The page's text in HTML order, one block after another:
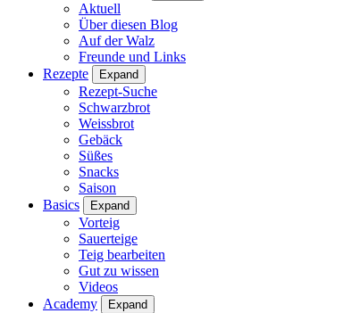
Aktuell
Über diesen Blog
Auf der Walz
Freunde und Links
Rezepte
Expand
Rezept-Suche
Schwarzbrot
Weissbrot
Gebäck
Süßes
Snacks
Saison
Basics
Expand
Vorteig
Sauerteige
Teig bearbeiten
Gut zu wissen
Videos
Academy
Expand